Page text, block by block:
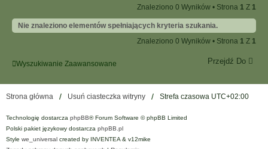
Znaleziono 0 Wyników • Strona 1 Z 1
Nie znaleziono elementów spełniających kryteria szukania.
Znaleziono 0 Wyników • Strona 1 Z 1
Wyszukiwanie Zaawansowane Przejdź Do
Strona główna Usuń ciasteczka witryny Strefa czasowa UTC+02:00
Technologię dostarcza phpBB® Forum Software © phpBB Limited
Polski pakiet językowy dostarcza phpBB.pl
Style we_universal created by INVENTEA & v12mike